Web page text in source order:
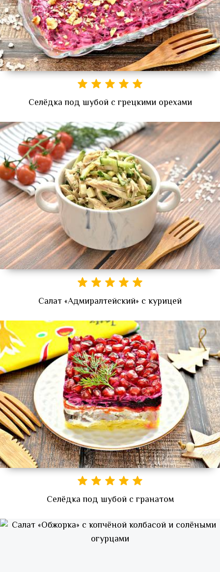
Селёдка под шубой с грецкими орехами
Салат «Адмиралтейский» с курицей
Селёдка под шубой с гранатом